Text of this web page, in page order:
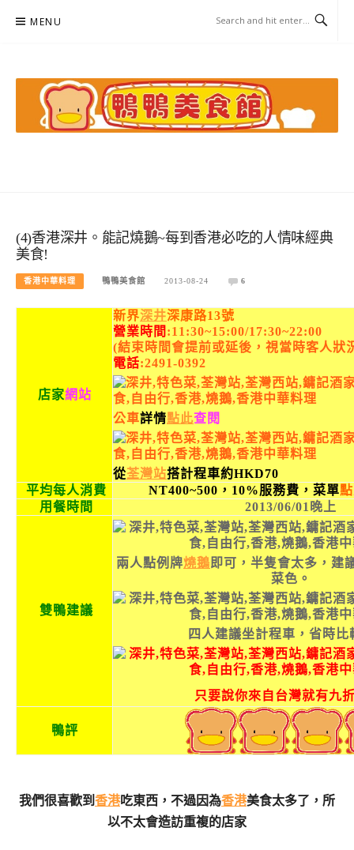
MENU
(4)香港深井。能記燒鵝~每到香港必吃的人情味經典
美食!
香港中華料理 鴨鴨美食館 2013-08-24 6
店家網站
新界深井深康路13號
營業時間 :11:30~15:00/17:30~22:00
(結束時間會提前或延後，視當時客人狀
電話:2491-0392
公車詳情點此查閱
從荃灣站搭計程車約HKD70
平均每人消費
NT400~500，10%服務費，菜單
用餐時間
2013/06/01晚上
雙鴨建議
兩人點例牌燒鵝 即可，半隻會太多，建
菜色。
四人建議坐計程車，省時比
只要說你來自台灣就有九
鴨評
我們很喜歡到 香港吃東西，不過因為香港美食太多了，所
以不太會造訪重複的店家